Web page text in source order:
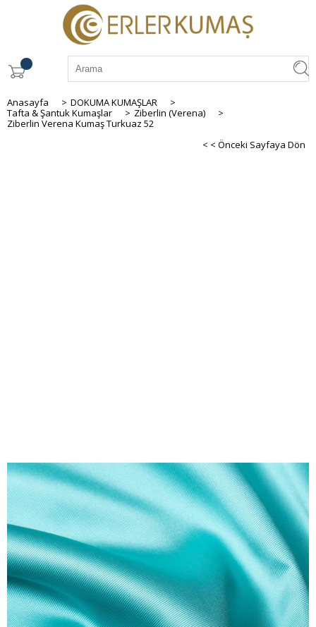
Anasayfa > DOKUMA KUMAŞLAR
>
Tafta & Şantuk Kumaşlar
> Ziberlin (Verena)
>
Ziberlin Verena Kumaş Turkuaz 52
< < Önceki Sayfaya Dön